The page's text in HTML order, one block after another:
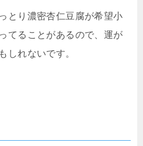
とり濃密杏仁豆腐が希望小
てることがあるので、運が
しれないです。